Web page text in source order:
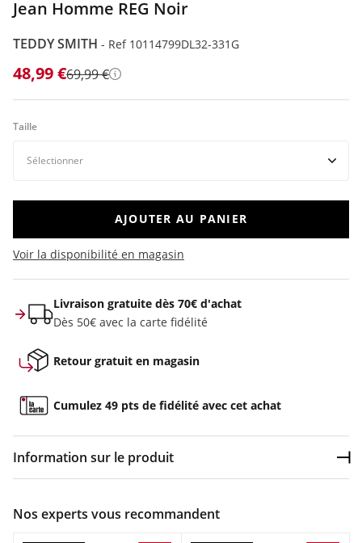
Jean Homme REG Noir
TEDDY SMITH - Ref 10114799DL32-331G
48,99 €69,99 € Détails
Taille
AJOUTER AU PANIER
Voir la disponibilité en magasin
Livraison gratuite dès 70€ d'achat
Dès 50€ avec la carte fidélité
Retour gratuit en magasin
Cumulez 49 pts de fidélité avec cet achat
Information sur le produit
Nos experts vous recommandent